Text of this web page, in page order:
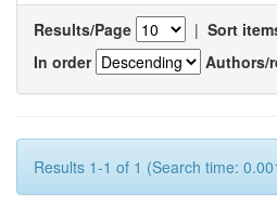
Results/Page | Sort
In order
Authors/
Results 1-1 of 1 (Search time: